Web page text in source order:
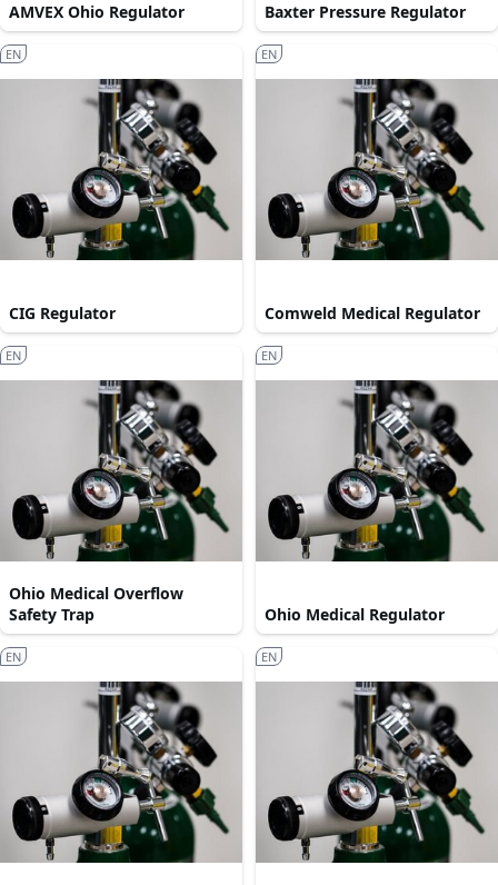
AMVEX Ohio Regulator Baxter Pressure Regulator
CIG Regulator
EN
Comweld Medical Regulator
EN
Ohio Medical Overflow
Safety Trap
EN
Ohio Medical Regulator
EN
EN EN